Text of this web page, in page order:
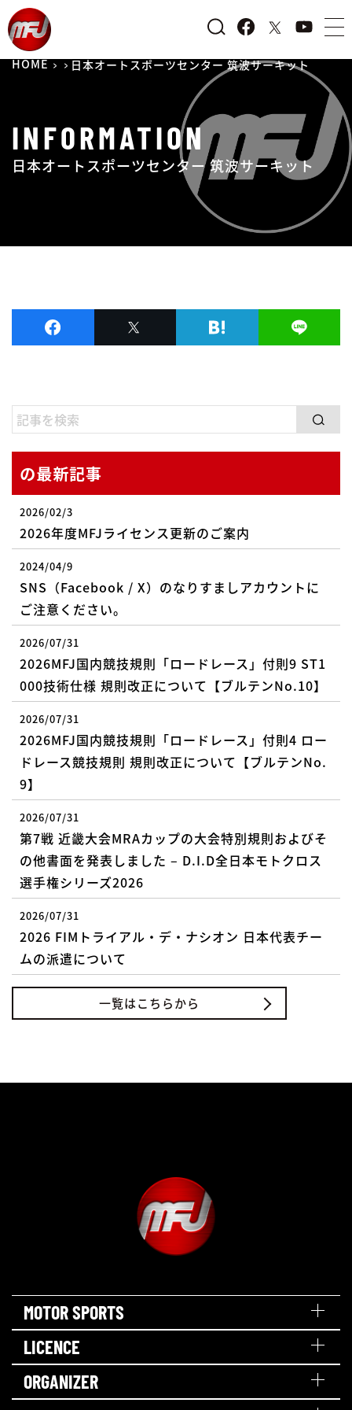
HOME 日本オートスポーツセンター 筑波サーキット
INFORMATION
日本オートスポーツセンター 筑波サーキット
の最新記事
2026/02/3
2026年度MFJライセンス更新のご案内
2024/04/9
SNS（Facebook / X）のなりすましアカウントに
ご注意ください。
2026/07/31
2026MFJ国内競技規則「ロードレース」付則9 ST1
000技術仕様 規則改正について【ブルテンNo.10】
2026/07/31
2026MFJ国内競技規則「ロードレース」付則4 ロー
ドレース競技規則 規則改正について【ブルテンNo.
9】
2026/07/31
第7戦 近畿大会MRAカップの大会特別規則およびそ
の他書面を発表しました – D.I.D全日本モトクロス
選手権シリーズ2026
2026/07/31
2026 FIMトライアル・デ・ナシオン 日本代表チー
ムの派遣について
一覧はこちらから
MOTOR SPORTS
LICENCE
ORGANIZER